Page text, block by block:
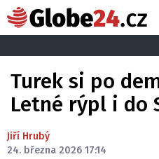
Turek si po
Letné rýpl i do
Jiří Hrubý
24. března 2026 17:14